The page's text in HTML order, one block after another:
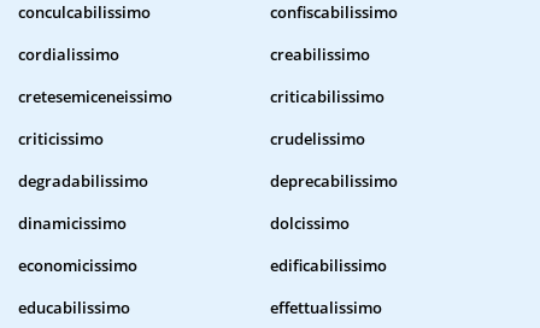
conculcabilissimo
confiscabilissimo
cordialissimo
creabilissimo
cretesemiceneissimo
criticabilissimo
criticissimo
crudelissimo
degradabilissimo
deprecabilissimo
dinamicissimo
dolcissimo
economicissimo
edificabilissimo
educabilissimo
effettualissimo